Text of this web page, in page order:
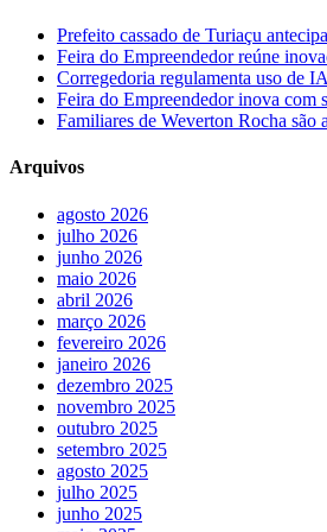
Prefeito cassado de Turiaçu
Feira do Empreendedor reúne
Corregedoria regulamenta uso de
Feira do Empreendedor inova com
Familiares de Weverton Rocha são
Arquivos
agosto 2026
julho 2026
junho 2026
maio 2026
abril 2026
março 2026
fevereiro 2026
janeiro 2026
dezembro 2025
novembro 2025
outubro 2025
setembro 2025
agosto 2025
julho 2025
junho 2025